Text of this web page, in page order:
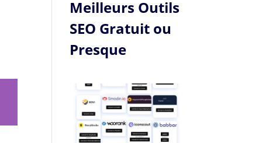
Meilleurs Outils
SEO Gratuit ou
Presque